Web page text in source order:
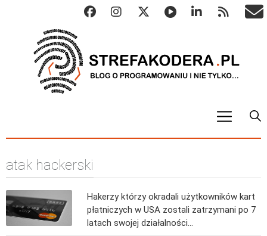
Metody numeryczne
Algorytmy sortowania
atak hackerski
Hakerzy którzy okradali użytkowników kart
płatniczych w USA zostali zatrzymani po 7
latach swojej działalności…